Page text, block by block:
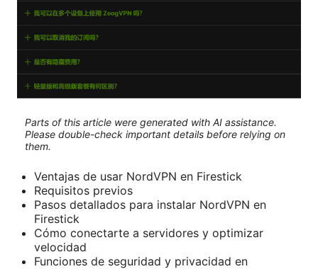
Parts of this article were generated with AI assistance.
Please double-check important details before relying on
them.
Ventajas de usar NordVPN en Firestick
Requisitos previos
Pasos detallados para instalar NordVPN en
Firestick
Cómo conectarte a servidores y optimizar
velocidad
Funciones de seguridad y privacidad en